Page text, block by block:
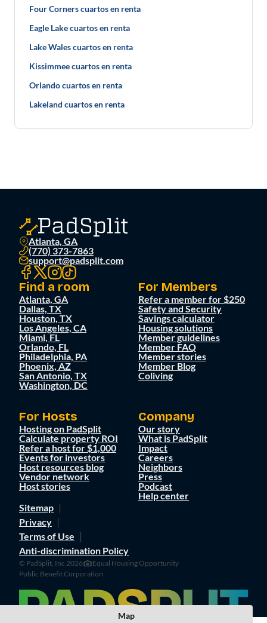
Four Corners cuartos en renta
Eagle Lake cuartos en renta
Lake Wales cuartos en renta
Kissimmee cuartos en renta
Orlando cuartos en renta
Lakeland cuartos en renta
Atlanta, GA
(770) 373-7863
support@padsplit.com
Find a room
Atlanta, GA
Dallas, TX
Houston, TX
Los Angeles, CA
Miami, FL
Orlando, FL
Philadelphia, PA
Phoenix, AZ
San Antonio, TX
Washington, DC
For Members
Refer a member for $250
Safety and Security
Savings calculator
Housing solutions
Member guidelines
Member FAQ
Member stories
Member Blog
Coliving
For Hosts
Hosting on PadSplit
Calculate property ROI
Refer a host for $1,000
Events for investors
Host resources blog
Vendor network
Host stories
Company
Our story
What is PadSplit
Impact
Careers
Neighbors
Press
Podcast
Help center
Sitemap
Privacy
Terms of Use
Anti-discrimination Policy
© PadSplit, Inc 2026
Equal Housing Opportunity
Public Benefit Corporation
Map